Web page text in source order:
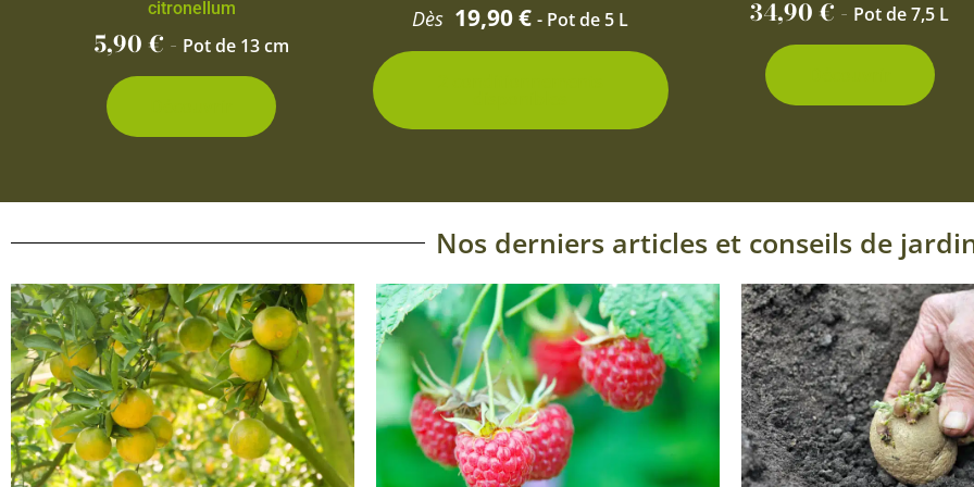
citronellum
5,90€ - Pot de 13 cm
Dès 19,90€ - Pot de 5 L 34,90€ - Pot de 7,5 L
Nos derniers articles et conseils de